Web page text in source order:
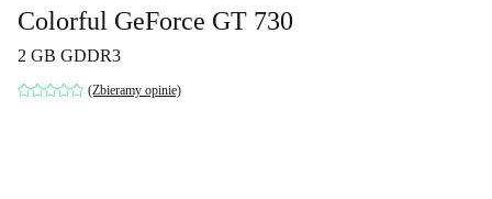
Colorful GeForce GT 730
2 GB GDDR3
(Zbieramy opinie)